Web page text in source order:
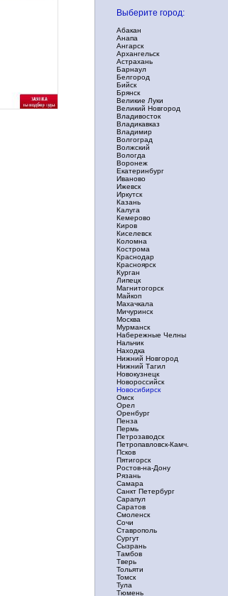
Выберите город:
Абакан
Анапа
Ангарск
Архангельск
Астрахань
Барнаул
Белгород
Бийск
Брянск
Великие Луки
Великий Новгород
Владивосток
Владикавказ
Владимир
Волгоград
Волжский
Вологда
Воронеж
Екатеринбург
Иваново
Ижевск
Иркутск
Казань
Калуга
Кемерово
Киров
Киселевск
Коломна
Кострома
Краснодар
Красноярск
Курган
Липецк
Магнитогорск
Майкоп
Махачкала
Мичуринск
Москва
Мурманск
Набережные Челны
Нальчик
Находка
Нижний Новгород
Нижний Тагил
Новокузнецк
Новороссийск
Новосибирск
Омск
Орел
Оренбург
Пенза
Пермь
Петрозаводск
Петропавловск-Камч.
Псков
Пятигорск
Ростов-на-Дону
Рязань
Самара
Санкт Петербург
Сарапул
Саратов
Смоленск
Сочи
Ставрополь
Сургут
Сызрань
Тамбов
Тверь
Тольяти
Томск
Тула
Тюмень